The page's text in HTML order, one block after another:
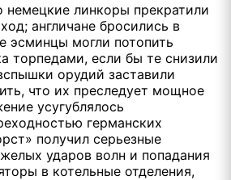
немецкие линкоры прекратили
англичане бросились в
эсминцы могли потопить
торпедами, если бы те снизили
орудий заставили
что их преследует мощное
усугублялось
германских
получил серьезные
ударов волн и попадания
в котельные отделения,